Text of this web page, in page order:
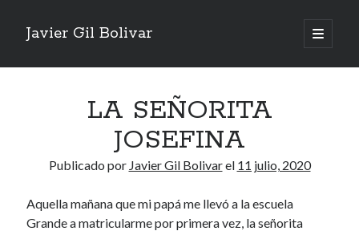
Javier Gil Bolivar
abrir
menú
Barra
UNA DOLENCIA OCASIONAL
16 noviembre, 2025
14 septiembre, 2025
LA POLÍTICA
LA ERRANCIA DE LOS DOMICOES
18 mayo, 2025
LA SEÑORITA
JOSEFINA
Publicado por Javier Gil Bolivarel 11 julio, 2020
Aquella mañana que mi papá me llevó a la escuela
Grande a matricularme por primera vez, la señorita